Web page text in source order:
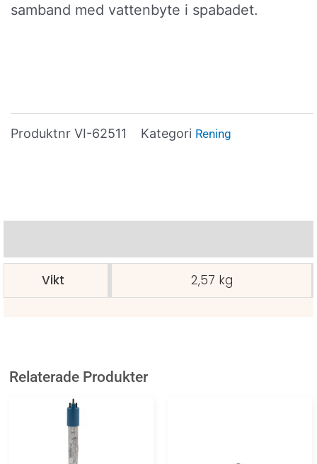
samband med vattenbyte i spabadet.
Produktnr VI-62511 Kategori Rening
Vikt 2,57 kg
Relaterade Produkter